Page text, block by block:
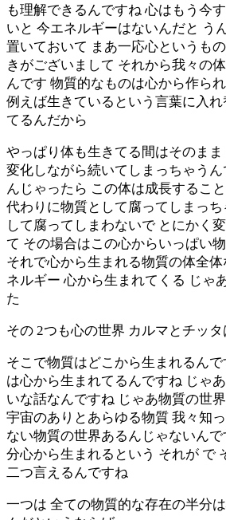
も理解できるんですね 心はもう今
いと 今エネルギーはないんだと う
置いておいて まあ一応心というも
きがございまして それから我々の
んです 物質的なものは心から作ら
例えば生きているという言葉に入
てるんだから
やっぱり体も生きてる間はそのま
変化しながら続いてしまっちゃう
んじゃったら この体は成長するこ
代わりに物質として腐ってしまっ
して腐ってしまわないで とにかく
て その場合はこの心からいっぱい
それで心から生まれる物質の体全
ネルギー 心から生まれてくる じゃ
た
その 2つも心の世界 カルマとチッ
そこで物質はどこから生まれるん
は心から生まれてるんですね じゃ
いな話なんですね じゃあ物質の世
宇宙のありとあらゆる物質 我々知
ない物質の世界あるんじゃないん
分心から生まれるという それが で
二つ言えるんですね
一つは 全ての物質的な存在の半分